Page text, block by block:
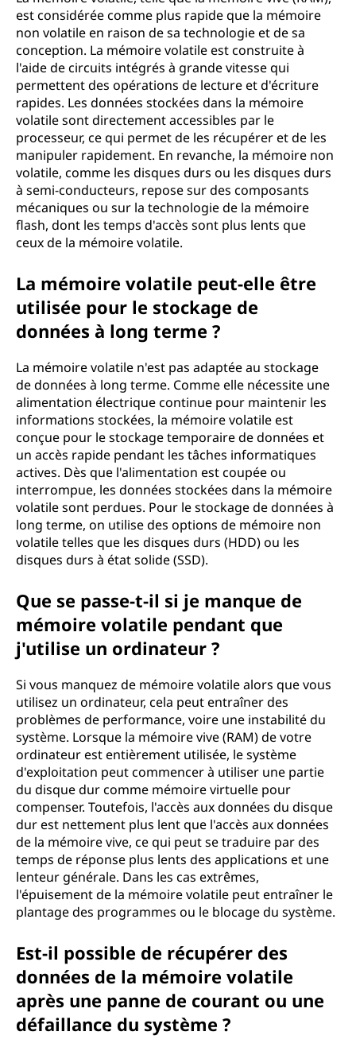
est considérée comme plus rapide que la mémoire
non volatile en raison de sa technologie et de sa
conception. La mémoire volatile est construite à
l'aide de circuits intégrés à grande vitesse qui
permettent des opérations de lecture et d'écriture
rapides. Les données stockées dans la mémoire
volatile sont directement accessibles par le
processeur, ce qui permet de les récupérer et de les
manipuler rapidement. En revanche, la mémoire non
volatile, comme les disques durs ou les disques durs
à semi-conducteurs, repose sur des composants
mécaniques ou sur la technologie de la mémoire
flash, dont les temps d'accès sont plus lents que
ceux de la mémoire volatile.
La mémoire volatile peut-elle être
utilisée pour le stockage de
données à long terme ?
La mémoire volatile n'est pas adaptée au stockage
de données à long terme. Comme elle nécessite une
alimentation électrique continue pour maintenir les
informations stockées, la mémoire volatile est
conçue pour le stockage temporaire de données et
un accès rapide pendant les tâches informatiques
actives. Dès que l'alimentation est coupée ou
interrompue, les données stockées dans la mémoire
volatile sont perdues. Pour le stockage de données à
long terme, on utilise des options de mémoire non
volatile telles que les disques durs (HDD) ou les
disques durs à état solide (SSD).
Que se passe-t-il si je manque de
mémoire volatile pendant que
j'utilise un ordinateur ?
Si vous manquez de mémoire volatile alors que vous
utilisez un ordinateur, cela peut entraîner des
problèmes de performance, voire une instabilité du
système. Lorsque la mémoire vive (RAM) de votre
ordinateur est entièrement utilisée, le système
d'exploitation peut commencer à utiliser une partie
du disque dur comme mémoire virtuelle pour
compenser. Toutefois, l'accès aux données du disque
dur est nettement plus lent que l'accès aux données
de la mémoire vive, ce qui peut se traduire par des
temps de réponse plus lents des applications et une
lenteur générale. Dans les cas extrêmes,
l'épuisement de la mémoire volatile peut entraîner le
plantage des programmes ou le blocage du système.
Est-il possible de récupérer des
données de la mémoire volatile
après une panne de courant ou une
défaillance du système ?